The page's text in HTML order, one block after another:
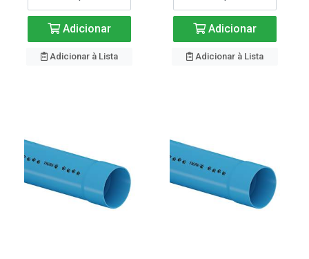
Adicionar
Adicionar à Lista
Adicionar
Adicionar à Lista